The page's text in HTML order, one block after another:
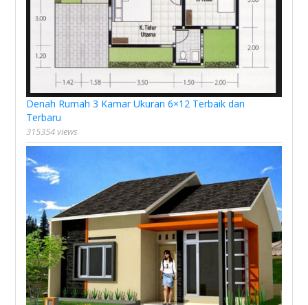
Denah Rumah 3 Kamar Ukuran 6×12 Terbaik dan
Terbaru
315354 views